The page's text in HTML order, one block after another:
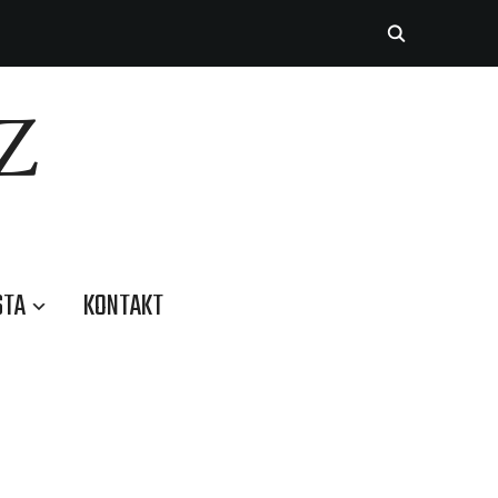
KONTAKT